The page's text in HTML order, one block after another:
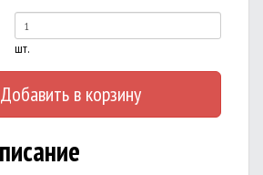
шт.
Добавить в корзину